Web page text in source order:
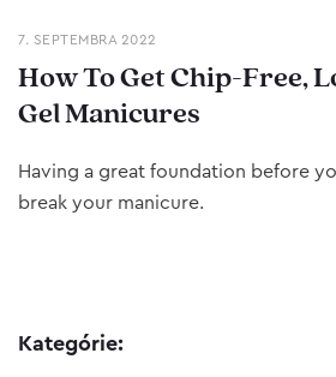
7. SEPTEMBRA 2022
How To Get Chip-Free,
Gel Manicures
Having a great foundation before
break your manicure.
Kategórie: